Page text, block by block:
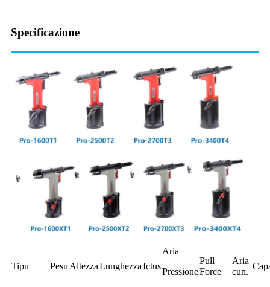
Specificazione
Tipu Pesu AltezzaLunghezzaIctus
Aria
Pressione
Pull
Force
Aria
cun.